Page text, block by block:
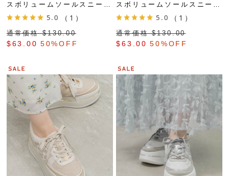
スボリュームソールスニーカ
ー
5.0 （1）
通常価格 $‌130.00
$‌63.00 50%OFF
スボリュームソールスニーカ
ー
5.0 （1）
通常価格 $‌130.00
$‌63.00 50%OFF